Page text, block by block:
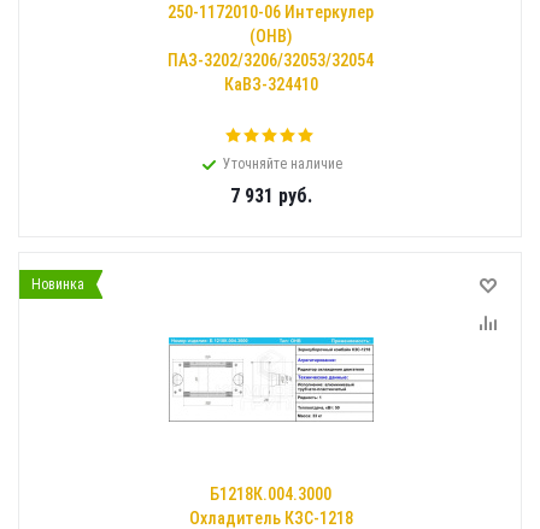
250-1172010-06 Интеркулер
(ОНВ)
ПАЗ-3202/3206/32053/32054/
КаВЗ-324410
Уточняйте наличие
7 931 руб.
Новинка
Б1218К.004.3000
Охладитель КЗС-1218